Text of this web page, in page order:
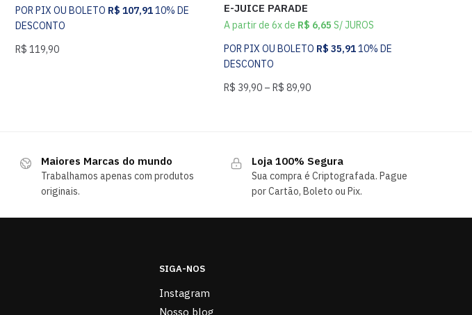
POR PIX OU BOLETO R$ 107,9110% DE
DESCONTO
R$ 119,90
E-JUICE PARADE
A partir de 6x de R$ 6,65 S/ JUROS
POR PIX OU BOLETO R$ 35,9110% DE
DESCONTO
R$ 39,90– R$ 89,90
Maiores Marcas do mundo
Trabalhamos apenas com produtos
originais.
Loja 100% Segura
Sua compra é Criptografada. Pague
por Cartão, Boleto ou Pix.
SIGA-NOS
Instagram
Nosso blog